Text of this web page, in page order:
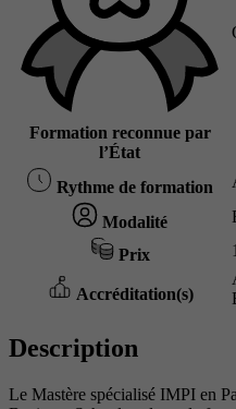
Formation reconnue par
l’État
Rythme de formation
Modalité
Prix
Accréditation(s)
Description
Le Mastère spécialisé IMPI en